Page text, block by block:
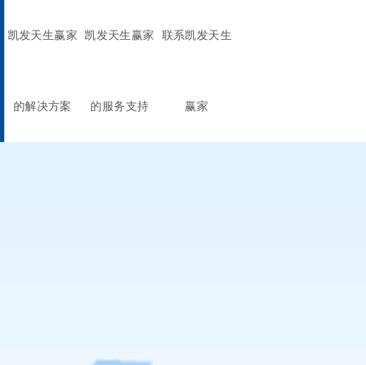
凯发天生赢家
的解决方案
凯发天生赢家
的服务支持
联系凯发天生
赢家